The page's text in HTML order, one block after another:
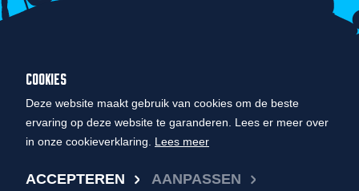
COOKIES
Deze website maakt gebruik van cookies om de beste
ervaring op deze website te garanderen. Lees er meer over
in onze cookieverklaring. Lees meer
ACCEPTEREN AANPASSEN
MAAR POETSEN!
PRIVACY BELEID
DESIGN BY 9|CA